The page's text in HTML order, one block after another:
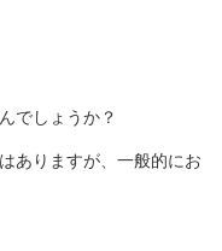
でしょうか？
ありますが、一般的にお